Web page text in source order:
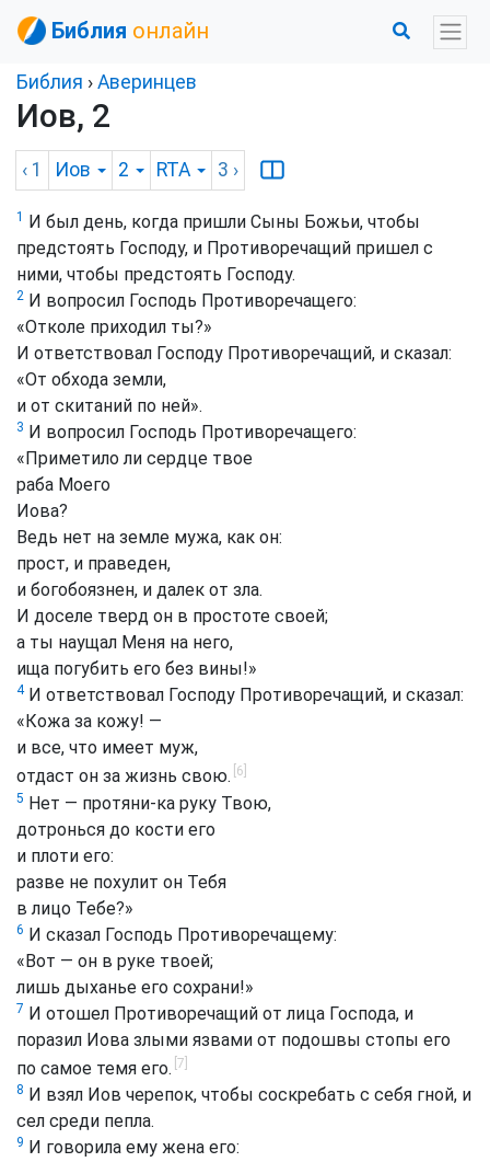
Библия онлайн
Библия › Аверинцев
Иов, 2
‹ 1 Иов 2 RTA 3 ›
1
И был день, когда пришли Сыны Божьи, чтобы
предстоять Господу, и Противоречащий пришел с
ними, чтобы предстоять Господу.
2 И вопросил Господь Противоречащего:
«Отколе приходил ты?»
И ответствовал Господу Противоречащий, и сказал:
«От обхода земли,
и от скитаний по ней».
3 И вопросил Господь Противоречащего:
«Приметило ли сердце твое
раба Моего
Иова?
Ведь нет на земле мужа, как он:
прост, и праведен,
и богобоязнен, и далек от зла.
И доселе тверд он в простоте своей;
а ты наущал Меня на него,
ища погубить его без вины!»
4И ответствовал Господу Противоречащий, и сказал:
«Кожа за кожу! —
и все, что имеет муж,
отдаст он за жизнь свою. [6]
5 Нет — протяни-ка руку Твою,
дотронься до кости его
и плоти его:
разве не похулит он Тебя
в лицо Тебе?»
6 И сказал Господь Противоречащему:
«Вот — он в руке твоей;
лишь дыханье его сохрани!»
7 И отошел Противоречащий от лица Господа, и
поразил Иова злыми язвами от подошвы стопы его
по самое темя его. [7]
8 И взял Иов черепок, чтобы соскребать с себя гной, и
сел среди пепла.
9 И говорила ему жена его: